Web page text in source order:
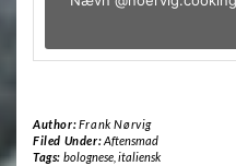
Author:Frank Nørvig
Filed Under:Aftensmad
Tags: bolognese, italiensk